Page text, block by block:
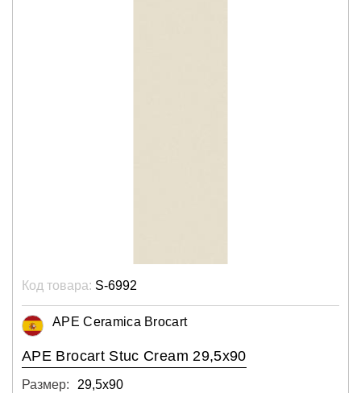
Код товара: S-6992
APE Ceramica Brocart
APE Brocart Stuc Cream 29,5x90
Размер:
29,5х90